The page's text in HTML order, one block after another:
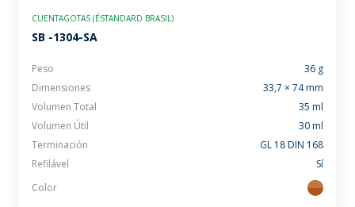
CUENTAGOTAS (ÉSTANDARD BRASIL)
SB -1304-SA
Peso
36 g
Dimensiones
33,7 × 74 mm
Volumen Total
35 ml
Volumen Útil
30 ml
Terminación
GL 18 DIN 168
Refilável
Sí
Color
ambar